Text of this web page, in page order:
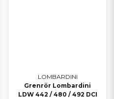
LOMBARDINI
Grenrör Lombardini
LDW 442 / 480 / 492 DCI